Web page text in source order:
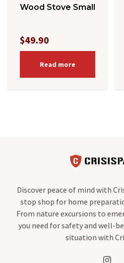
Wood Stove Small
$49.90
Read more
Discover peace of mind with
stop shop for home
From nature excursions to
you need for safety and well-
situation with